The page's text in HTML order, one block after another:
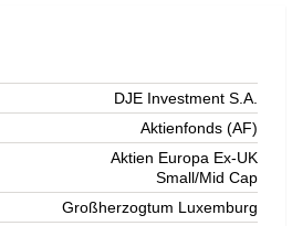
DJE Investment S.A.
Aktienfonds (AF)
Aktien Europa Ex-UK
Small/Mid Cap
Großherzogtum Luxemburg